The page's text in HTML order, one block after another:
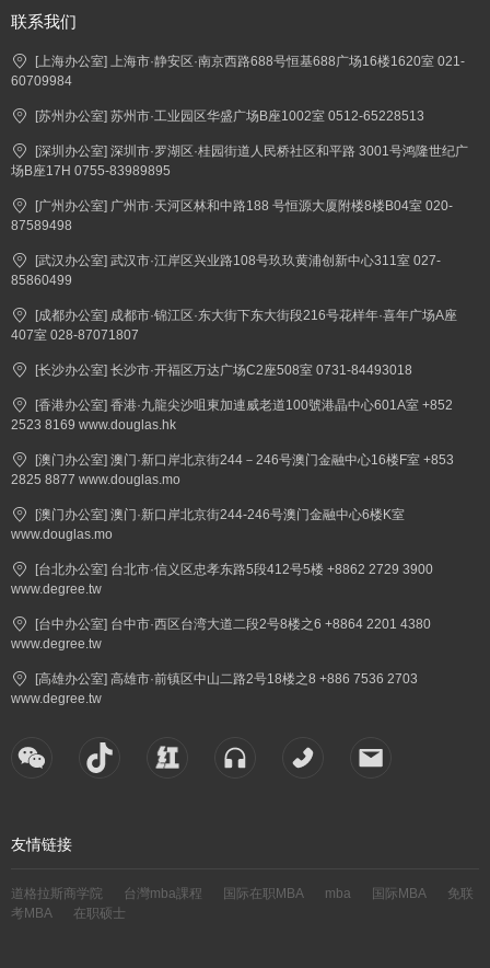
联系我们
[上海办公室] 上海市·静安区·南京西路688号恒基688广场16楼1620室 021-
60709984
[苏州办公室] 苏州市·工业园区华盛广场B座1002室 0512-65228513
[深圳办公室] 深圳市·罗湖区·桂园街道人民桥社区和平路 3001号鸿隆世纪广
场B座17H 0755-83989895
[广州办公室] 广州市·天河区林和中路188 号恒源大厦附楼8楼B04室 020-
87589498
[武汉办公室] 武汉市·江岸区兴业路108号玖玖黄浦创新中心311室 027-
85860499
[成都办公室] 成都市·锦江区·东大街下东大街段216号花样年·喜年广场A座
407室 028-87071807
[长沙办公室] 长沙市·开福区万达广场C2座508室 0731-84493018
[香港办公室] 香港·九龍尖沙咀東加連威老道100號港晶中心601A室 +852
2523 8169 www.douglas.hk
[澳门办公室] 澳门·新口岸北京街244－246号澳门金融中心16楼F室 +853
2825 8877 www.douglas.mo
[澳门办公室] 澳门·新口岸北京街244-246号澳门金融中心6楼K室
www.douglas.mo
[台北办公室] 台北市·信义区忠孝东路5段412号5楼 +8862 2729 3900
www.degree.tw
[台中办公室] 台中市·西区台湾大道二段2号8楼之6 +8864 2201 4380
www.degree.tw
[高雄办公室] 高雄市·前镇区中山二路2号18楼之8 +886 7536 2703
www.degree.tw
友情链接
道格拉斯商学院 台灣mba課程 国际在职MBA mba 国际MBA
免联
考MBA
在职硕士